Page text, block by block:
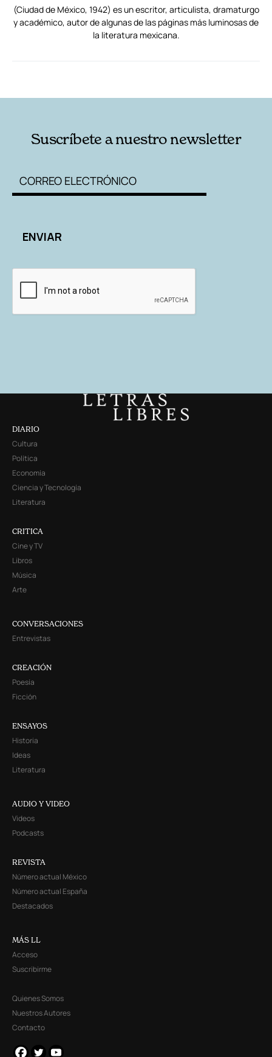
(Ciudad de México, 1942) es un escritor, articulista, dramaturgo
y académico, autor de algunas de las páginas más luminosas de
la literatura mexicana.
Suscríbete a nuestro newsletter
DIARIO
Cultura
Política
Economía
Ciencia y Tecnología
Literatura
CRITICA
Cine y TV
Libros
Música
Arte
CONVERSACIONES
Entrevistas
CREACIÓN
Poesía
Ficción
ENSAYOS
Historia
Ideas
Literatura
AUDIO Y VIDEO
Videos
Podcasts
REVISTA
Número actual México
Número actual España
Destacados
MÁS LL
Acceso
Suscribirme
Quienes Somos
Nuestros Autores
Contacto